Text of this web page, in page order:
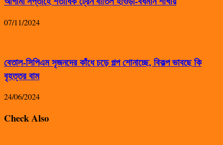
07/11/2024
বেতাল-সিপিএম সৃজনদের কাঁধে চড়ে গল্প শোনাচ্ছে, বিকল্প ভাবছে কি
বৃহত্তর বাম
24/06/2024
Check Also